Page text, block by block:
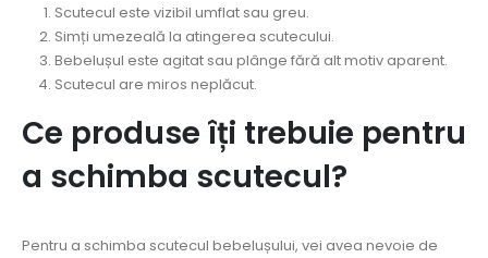
Scutecul este vizibil umflat sau greu.
Simți umezeală la atingerea scutecului.
Bebelușul este agitat sau plânge fără alt motiv aparent.
Scutecul are miros neplăcut.
Ce produse îți trebuie pentru
a schimba scutecul?
Pentru a schimba scutecul bebelușului, vei avea nevoie de